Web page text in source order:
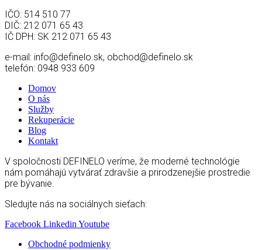
IČO: 514 510 77
DIČ: 212 071 65 43
IČ DPH: SK 212 071 65 43
e-mail: info@definelo.sk, obchod@definelo.sk
telefón: 0948 933 609
Domov
O nás
Služby
Rekuperácie
Blog
Kontakt
V spoločnosti DEFINELO veríme, že moderné technológie
nám pomáhajú vytvárať zdravšie a prirodzenejšie prostredie
pre bývanie.
Sledujte nás na sociálnych sieťach:
Facebook Linkedin Youtube
Obchodné podmienky